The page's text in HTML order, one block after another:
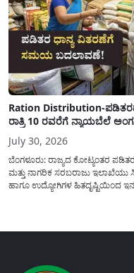
Ration Distribution-
ರಾತ್ರಿ 10 ರವರೆಗೆ ನ್ಯಾಯಬೆಲೆ
July 30, 2026
ಬೆಂಗಳೂರು: ರಾಜ್ಯದ ಕೋಟ್ಯಂತರ
ಮತ್ತು ನಾಗರಿಕ ಸರಬರಾಜು ಇಲಾಖೆಯು
ಹಾಗೂ ಉದ್ಯೋಗಿಗಳ ಹಿತದೃಷ್ಟಿಯಿಂದ